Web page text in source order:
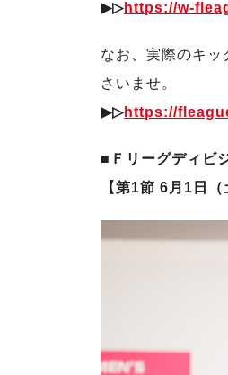
▶︎▷https://w-
なお、実際のキ
さいませ。
▶︎▷https://
■Ｆリーグディビ
【第1節 6月1日